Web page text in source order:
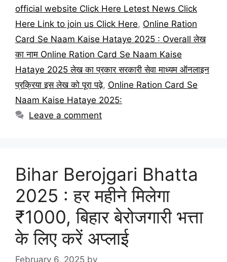
official website Click Here Letest News Click
Here Link to join us Click Here, Online Ration
Card Se Naam Kaise Hataye 2025 : Overall लेख
का नाम Online Ration Card Se Naam Kaise
Hataye 2025 लेख का प्रकार सरकारी सेवा माध्यम ऑनलाइन
प्रक्रिया इस लेख को पूरा पढ़े, Online Ration Card Se
Naam Kaise Hataye 2025:
Leave a comment
Bihar Berojgari Bhatta
2025 : हर महीने मिलेगा
₹1000, बिहार बेरोजगारी भत्ता
के लिए करें अप्लाई
February 6, 2025 by